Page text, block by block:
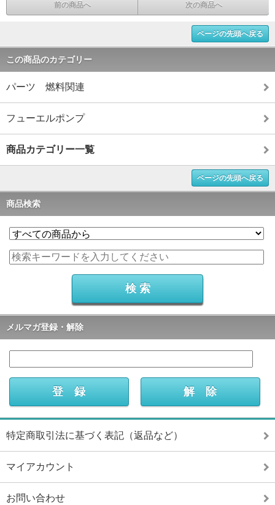
前の商品へ 次の商品へ
ページの先頭へ戻る
この商品のカテゴリー
パーツ 燃料関連
フューエルポンプ
商品カテゴリー一覧
ページの先頭へ戻る
商品検索
メルマガ登録・解除
特定商取引法に基づく表記（返品など）
マイアカウント
お問い合わせ